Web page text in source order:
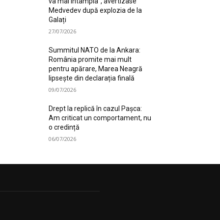
Medvedev după explozia de la
Galați
27/07/2026
Summitul NATO de la Ankara:
România promite mai mult
pentru apărare, Marea Neagră
lipsește din declarația finală
09/07/2026
Drept la replică în cazul Pașca:
Am criticat un comportament, nu
o credință
06/07/2026